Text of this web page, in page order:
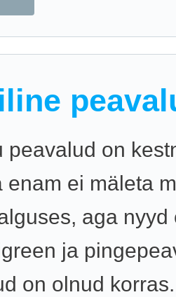
peavalud on
enam ei mäleta
aga nyyd
ja
on olnud